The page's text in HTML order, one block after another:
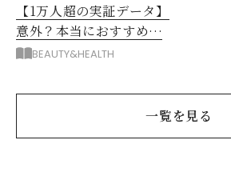
【1万人超の実証データ】
意外？本当におすすめな
運動とストレス解消法と
BEAUTY&HEALTH
一覧を見る